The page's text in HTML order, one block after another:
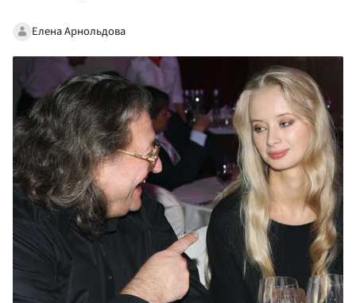
Елена Арнольдова